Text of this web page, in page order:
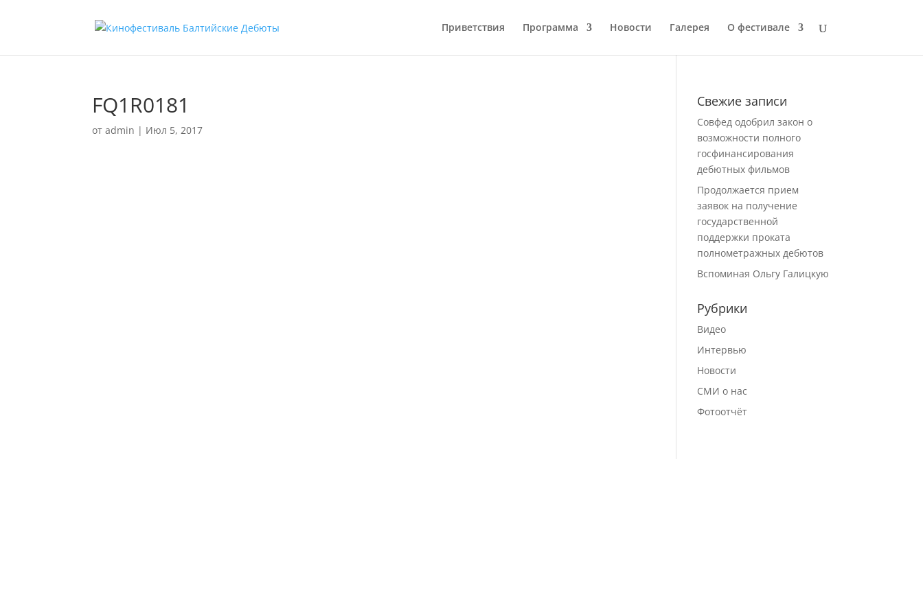
Приветствия Программа Новости Галерея О фестивале
FQ1R0181
отadmin | Июл 5, 2017
Свежие записи
Совфед одобрил закон о
возможности полного
госфинансирования
дебютных фильмов
Продолжается прием
заявок на получение
государственной
поддержки проката
полнометражных дебютов
Вспоминая Ольгу Галицкую
Рубрики
Видео
Интервью
Новости
СМИ о нас
Фотоотчёт